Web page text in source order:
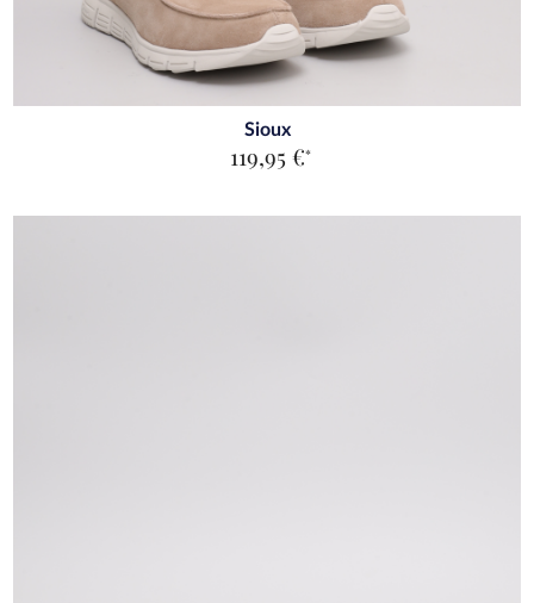
Sioux
119,95 €*